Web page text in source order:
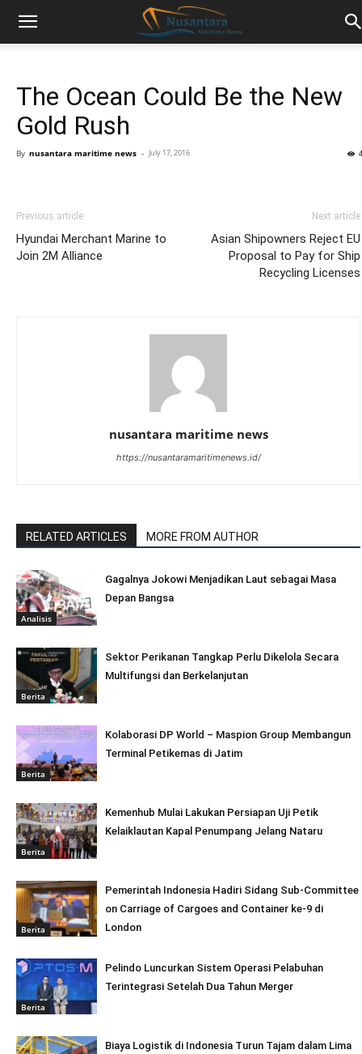
The Ocean Could Be the New
Gold Rush
By nusantara maritime news - July 17, 2016
Previous article
Hyundai Merchant Marine to
Join 2M Alliance
Next article
Asian Shipowners Reject EU
Proposal to Pay for Ship
Recycling Licenses
nusantara maritime news
https://nusantaramaritimenews.id/
RELATED ARTICLES MORE FROM AUTHOR
Analisis
Gagalnya Jokowi Menjadikan Laut sebagai Masa
Depan Bangsa
Berita
Sektor Perikanan Tangkap Perlu Dikelola Secara
Multifungsi dan Berkelanjutan
Berita
Kolaborasi DP World – Maspion Group Membangun
Terminal Petikemas di Jatim
Berita
Kemenhub Mulai Lakukan Persiapan Uji Petik
Kelaiklautan Kapal Penumpang Jelang Nataru
Berita
Pemerintah Indonesia Hadiri Sidang Sub-Committee
on Carriage of Cargoes and Container ke-9 di
London
Berita
Pelindo Luncurkan Sistem Operasi Pelabuhan
Terintegrasi Setelah Dua Tahun Merger
Biaya Logistik di Indonesia Turun Tajam dalam Lima